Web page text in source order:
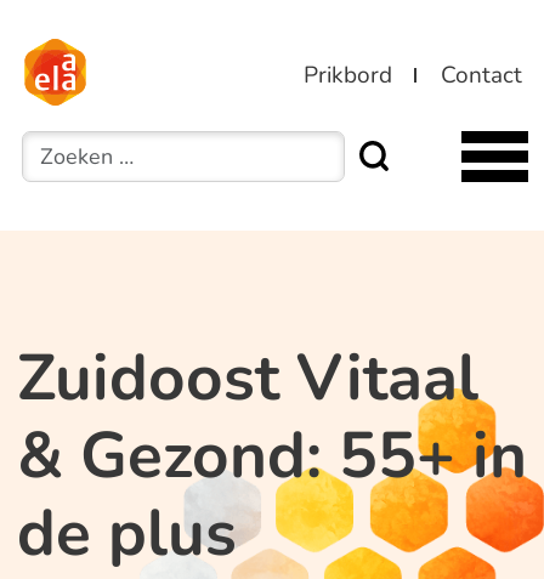
Prikbord Contact
Zoeken
Zuidoost Vitaal
& Gezond: 55+ in
de plus